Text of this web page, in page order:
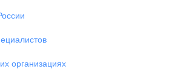
организациях